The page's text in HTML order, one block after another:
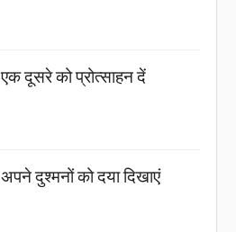
एक दूसरे को प्रोत्साहन दें
अपने दुश्मनों को दया दिखाएं